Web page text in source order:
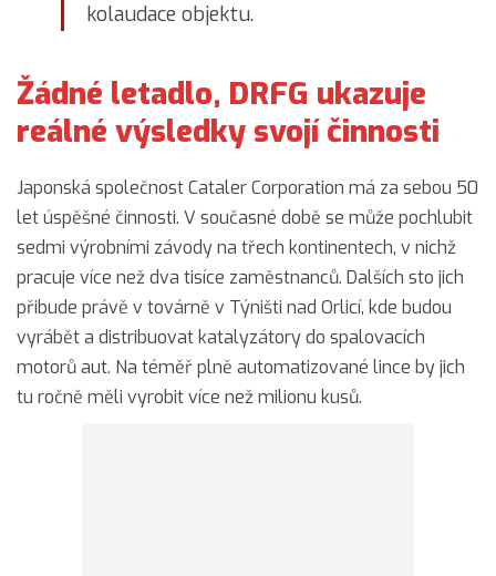
kolaudace objektu.
Žádné letadlo, DRFG ukazuje
reálné výsledky svojí činnosti
Japonská společnost Cataler Corporation má za sebou 50
let úspěšné činnosti. V současné době se může pochlubit
sedmi výrobními závody na třech kontinentech, v nichž
pracuje více než dva tisíce zaměstnanců. Dalších sto jich
přibude právě v továrně v Týništi nad Orlicí, kde budou
vyrábět a distribuovat katalyzátory do spalovacích
motorů aut. Na téměř plně automatizované lince by jich
tu ročně měli vyrobit více než milionu kusů.